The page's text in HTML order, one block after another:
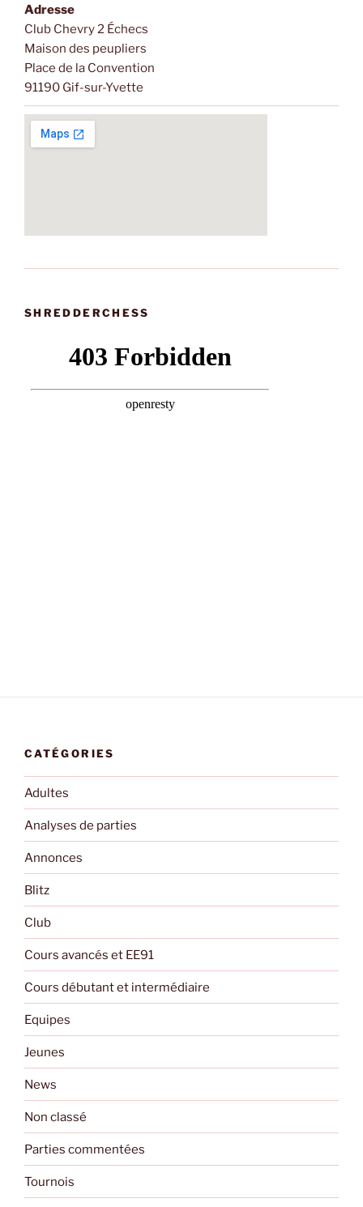
Adresse
Club Chevry 2 Échecs
Maison des peupliers
Place de la Convention
91190 Gif-sur-Yvette
SHREDDERCHESS
CATÉGORIES
Adultes
Analyses de parties
Annonces
Blitz
Club
Cours avancés et EE91
Cours débutant et intermédiaire
Equipes
Jeunes
News
Non classé
Parties commentées
Tournois